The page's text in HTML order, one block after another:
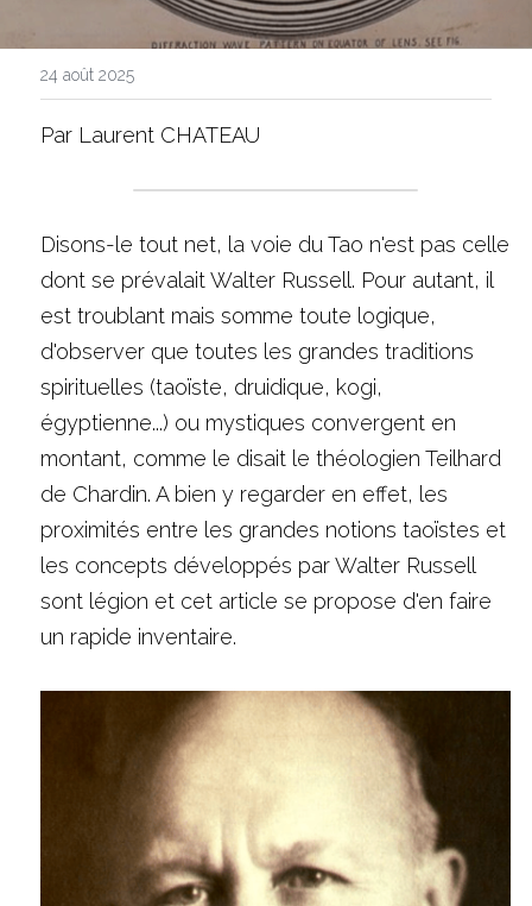
NOUS CONTACTER
24 août 2025
Par Laurent CHATEAU
Disons-le tout net, la voie du Tao n'est pas celle
dont se prévalait Walter Russell. Pour autant, il
est troublant mais somme toute logique,
d'observer que toutes les grandes traditions
spirituelles (taoïste, druidique, kogi,
égyptienne...) ou mystiques convergent en
montant, comme le disait le théologien Teilhard
de Chardin. A bien y regarder en effet, les
proximités entre les grandes notions taoïstes et
les concepts développés par Walter Russell
sont légion et cet article se propose d'en faire
un rapide inventaire.